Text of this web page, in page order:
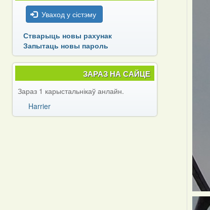
Уваход у сістэму
Стварыць новы рахунак
Запытаць новы пароль
ЗАРАЗ НА САЙЦЕ
Зараз 1 карыстальнікаў анлайн.
Harrier